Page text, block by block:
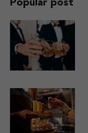
Popular post